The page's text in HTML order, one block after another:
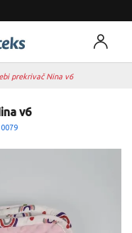
prekrivač Nina v6
v6